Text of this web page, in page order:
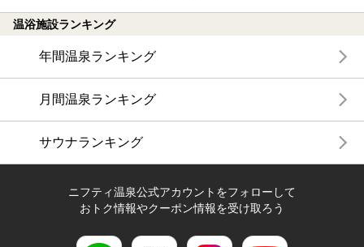
温浴施設ランキング
年間温泉ランキング
月間温泉ランキング
サウナランキング
ニフティ温泉公式アカウントをフォローして
おトク情報やクーポン情報を受け取ろう